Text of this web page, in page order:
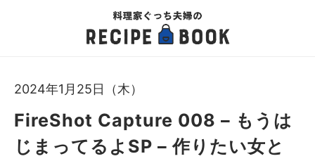
2024年1月25日（木）
FireShot Capture 008 – もうは
じまってるよSP – 作りたい女と